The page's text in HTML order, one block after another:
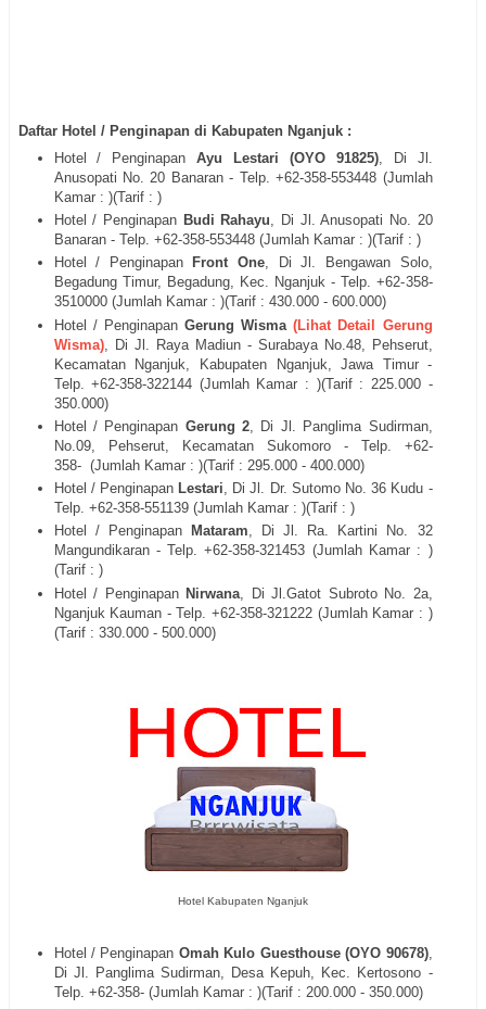
Daftar Hotel / Penginapan di Kabupaten Nganjuk :
Hotel / Penginapan Ayu Lestari (OYO 91825), Di Jl.
Anusopati No. 20 Banaran- Telp. +62-358-553448 (Jumlah
Kamar : )(Tarif : )
Hotel / PenginapanBudi Rahayu, Di Jl. Anusopati No. 20
Banaran- Telp. +62-358-553448(Jumlah Kamar : )(Tarif : )
Hotel / PenginapanFront One, DiJl.
Bengawan Solo,
Begadung Timur, Begadung, Kec. Nganjuk - Telp. +62-358-
3510000(Jumlah Kamar : )(Tarif : 430.000 - 600.000)
Hotel / PenginapanGerung Wisma(Lihat Detail Gerung
Wisma), Di Jl. Raya Madiun - Surabaya No.48, Pehserut,
Kecamatan Nganjuk, Kabupaten Nganjuk, Jawa Timur -
Telp. +62-358-322144 (Jumlah Kamar : )(Tarif : 225.000 -
350.000)
Hotel / Penginapan Gerung 2 , Di Jl. Panglima Sudirman,
No.09, Pehserut, Kecamatan Sukomoro- Telp. +62-
358- (Jumlah Kamar : )(Tarif : 295.000 - 400.000)
Hotel / PenginapanLestari, DiJl. Dr. Sutomo No. 36 Kudu -
Telp. +62-358-551139(Jumlah Kamar : )(Tarif : )
Hotel / PenginapanMataram, DiJl. Ra. Kartini No. 32
Mangundikaran- Telp. +62-358-321453 (Jumlah Kamar : )
(Tarif : )
Hotel / PenginapanNirwana , Di Jl.Gatot Subroto No. 2a,
Nganjuk Kauman - Telp. +62-358-321222 (Jumlah Kamar : )
(Tarif : 330.000 - 500.000)
Hotel Kabupaten Nganjuk
Hotel / Penginapan Omah Kulo Guesthouse (OYO 90678),
Di Jl. Panglima Sudirman, Desa Kepuh, Kec. Kertosono -
Telp. +62-358- (Jumlah Kamar : )(Tarif : 200.000 - 350.000)